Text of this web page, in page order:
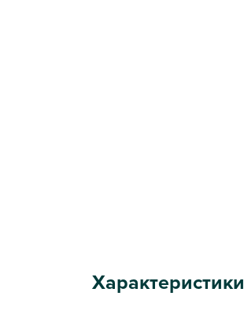
Характеристики